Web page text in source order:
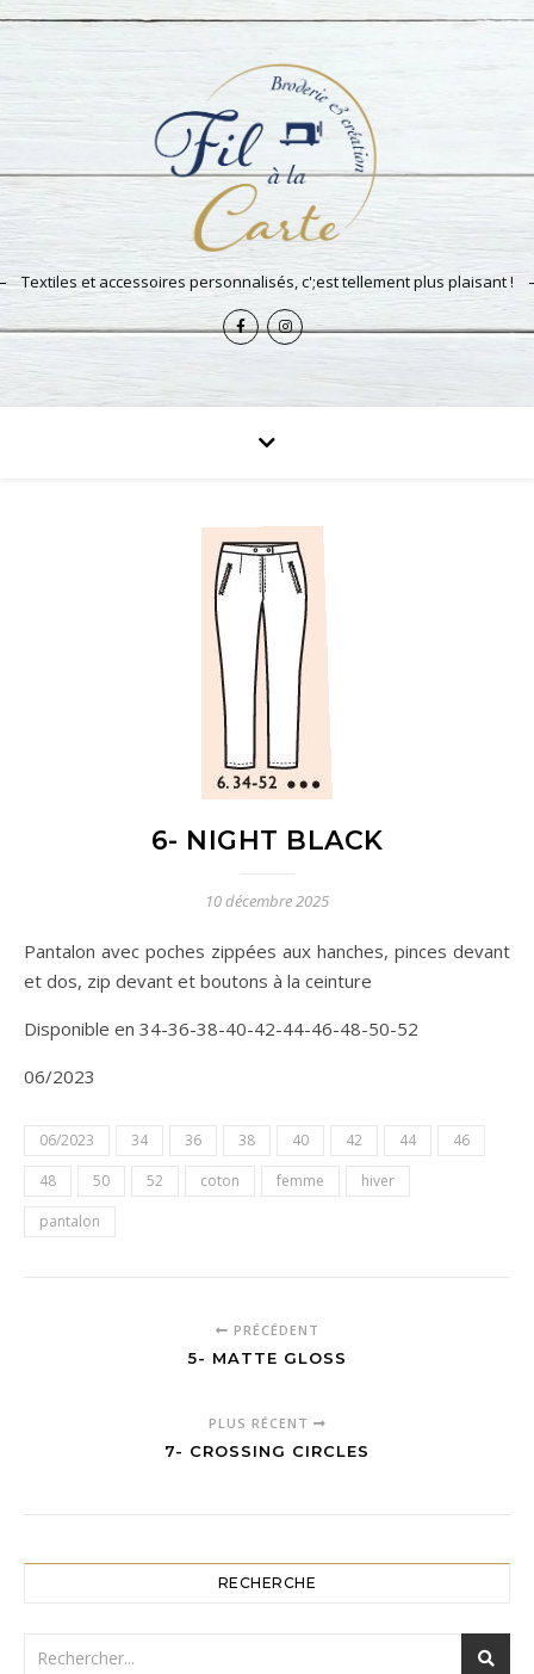
Textiles et accessoires personnalisés, c';est tellement plus plaisant !
6- NIGHT BLACK
10 décembre 2025
Pantalon avec poches zippées aux hanches, pinces devant
et dos, zip devant et boutons à la ceinture
Disponible en 34-36-38-40-42-44-46-48-50-52
06/2023
06/2023 34 36 38 40 42 44
46
48
50 52 coton femme
hiver
pantalon
PRÉCÉDENT
5- MATTE GLOSS
PLUS RÉCENT
7- CROSSING CIRCLES
RECHERCHE